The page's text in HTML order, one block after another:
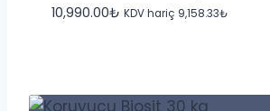
10,990.00₺ KDV hariç 9,158.33₺